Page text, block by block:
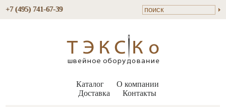
+7 (495) 741-67-39
Каталог
О компании
Доставка
Контакты